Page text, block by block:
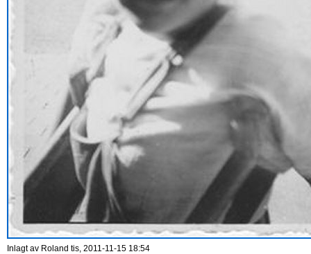
Inlagt av Roland tis, 2011-11-15 18:54